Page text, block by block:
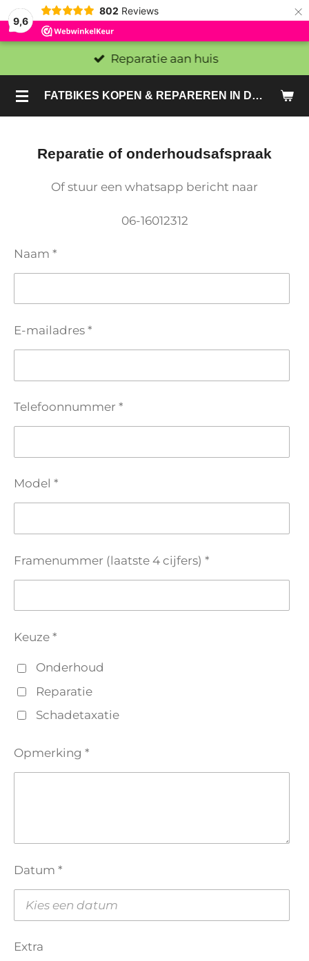
9,6
802 Reviews ×
FATBIKES KOPEN & REPAREREN IN DEN HAAG EN ZOETERMEER - SACHE BIKES
Reparatie aan huis
Reparatie of onderhoudsafspraak
Of stuur een whatsapp bericht naar
06-16012312
Naam *
E-mailadres *
Telefoonnummer *
Model *
Framenummer (laatste 4 cijfers) *
Keuze *
Onderhoud
Reparatie
Schadetaxatie
Opmerking *
Datum *
Extra